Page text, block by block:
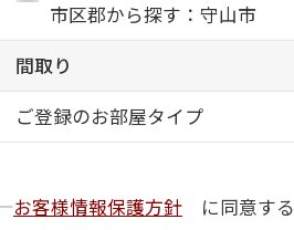
シャーメゾンショップを探す
らくらく内見
シャーメゾンライフサポート
自立型サービス付き・シニア向け
お問い合わせ・よくある質問
市区郡から探す：守山市
間取り
ご登録のお部屋タイプ
お客様情報保護方針 に同意する